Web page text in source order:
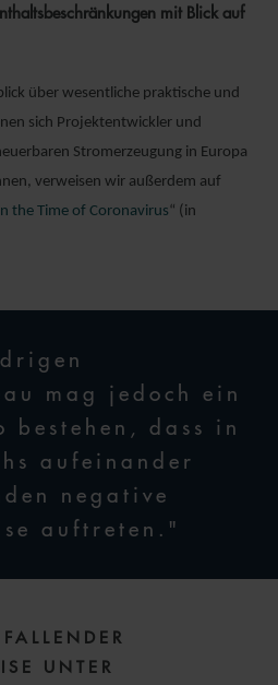
mit Blick auf
über wesentliche praktische und
sich Projektentwickler und
Stromerzeugung in Europa
verweisen wir außerdem auf
the Time of Coronavirus“ (in
mag jedoch ein
bestehen, dass in
aufeinander
negative
auftreten."
UNTER